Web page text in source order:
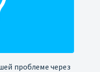
проблеме через